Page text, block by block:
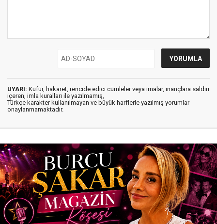
UYARI: Küfür, hakaret, rencide edici cümleler veya imalar, inançlara saldırı
içeren, imla kuralları ile yazılmamış,
Türkçe karakter kullanılmayan ve büyük harflerle yazılmış yorumlar
onaylanmamaktadır.